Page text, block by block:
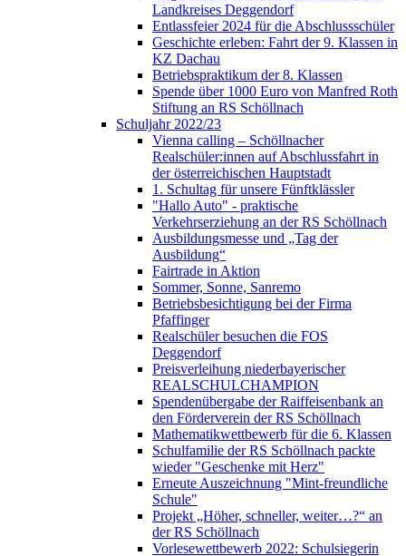
Landkreises Deggendorf
Entlassfeier 2024 für die Abschlussschüler
Geschichte erleben: Fahrt der 9. Klassen in
KZ Dachau
Betriebspraktikum der 8. Klassen
Spende über 1000 Euro von Manfred Roth
Stiftung an RS Schöllnach
Schuljahr 2022/23
Vienna calling – Schöllnacher
Realschüler:innen auf Abschlussfahrt in
der österreichischen Hauptstadt
1. Schultag für unsere Fünftklässler
"Hallo Auto" - praktische
Verkehrserziehung an der RS Schöllnach
Ausbildungsmesse und „Tag der
Ausbildung“
Fairtrade in Aktion
Sommer, Sonne, Sanremo
Betriebsbesichtigung bei der Firma
Pfaffinger
Realschüler besuchen die FOS
Deggendorf
Preisverleihung niederbayerischer
REALSCHULCHAMPION
Spendenübergabe der Raiffeisenbank an
den Förderverein der RS Schöllnach
Mathematikwettbewerb für die 6. Klassen
Schulfamilie der RS Schöllnach packte
wieder "Geschenke mit Herz"
Erneute Auszeichnung "Mint-freundliche
Schule"
Projekt „Höher, schneller, weiter…?“ an
der RS Schöllnach
Vorlesewettbewerb 2022: Schulsiegerin